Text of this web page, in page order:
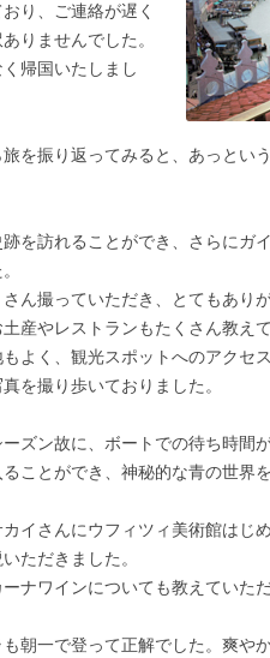
り、ご連絡が遅く
りませんでした。
帰国いたしまし
を振り返ってみると、あっとい
を訪れることができ、さらにガ
ん撮っていただき、とてもあり
産やレストランもたくさん教え
よく、観光スポットへのアクセ
を撮り歩いておりました。
ズン故に、ボートでの待ち時間
ことができ、神秘的な青の世界
イさんにウフィツィ美術館はじ
ただきました。
ナワインについても教えていた
も朝一で登って正解でした。爽や